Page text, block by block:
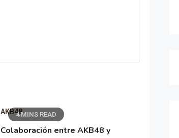
4 MINS READ
AKB48
Colaboración entre AKB48 y